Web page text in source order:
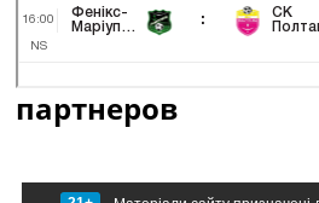
партнеров